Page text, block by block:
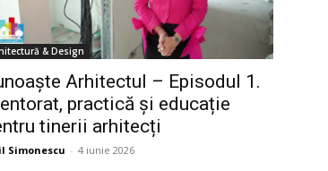
& Design
Arhitectul – Episodul 1.
practică și educație
tinerii arhitecți
Simonescu - 4 iunie 2026